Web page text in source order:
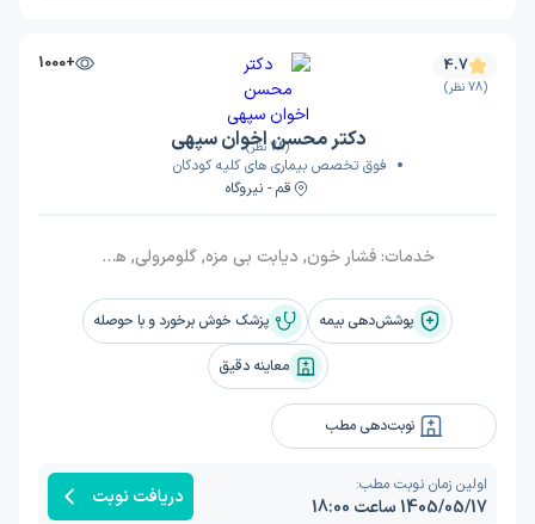
(78 نظر)
+1000 4.7
(78 نظر)
دکتر محسن اخوان سپهی
فوق تخصص بیماری های کلیه کودکان
قم - نیروگاه
خدمات: فشار خون, دیابت بی مزه, گلومرولی, همودیالیز, هیپوناترمی, مشکل کلیوی, نفریت لوپوس, دیالیز صفاقی, تنگی شریان کلیوی, کیست کلیوی, نارسایی کلیه, هیپوکالمی, ویزیت
پوشش‌دهی بیمه پزشک خوش برخورد و با حوصله
معاینه دقیق
نوبت‌دهی مطب
اولین زمان نوبت مطب:
1405/05/17 ساعت 18:00 دریافت نوبت